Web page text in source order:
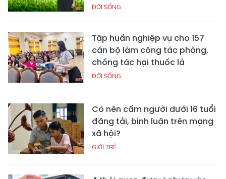
ĐỜI SỐNG
Tập huấn nghiệp vụ cho 157
cán bộ làm công tác phòng,
chống tác hại thuốc lá
ĐỜI SỐNG
Có nên cấm người dưới 16 tuổi
đăng tải, bình luận trên mạng
xã hội?
GIỚI TRẺ